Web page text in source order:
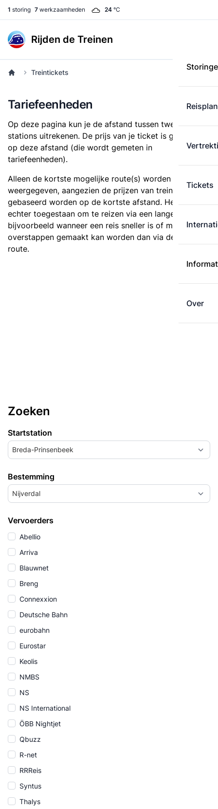
1 storing 7 werkzaamheden 24 °C
Rijden de Treinen
Tickets
Over
Treintickets
Tariefeenheden
Op deze pagina kun je de afstand tussen twee
stations uitrekenen. De prijs van je ticket is gebaseerd
op deze afstand (die wordt gemeten in
tariefeenheden).
Alleen de kortste mogelijke route(s) worden
weergegeven, aangezien de prijzen van treintickets
gebaseerd worden op de kortste afstand. Het is
echter toegestaan om te reizen via een langere route,
bijvoorbeeld wanneer een reis sneller is of met minder
overstappen gemaakt kan worden dan via de kortste
route.
Zoeken
Startstation
Breda-Prinsenbeek
Bestemming
Nijverdal
Vervoerders
Abellio
Arriva
Blauwnet
Breng
Connexxion
Deutsche Bahn
eurobahn
Eurostar
Keolis
NMBS
NS
NS International
ÖBB Nightjet
Qbuzz
R-net
RRReis
Syntus
Thalys